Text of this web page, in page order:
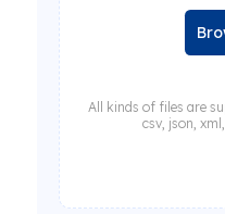
All kinds of files are
csv, json,